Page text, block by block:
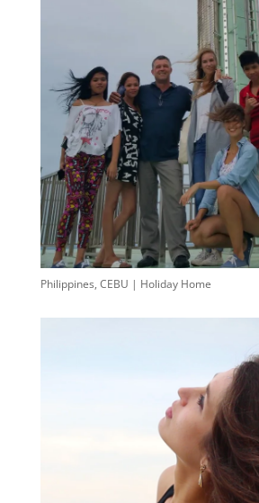
Philippines, CEBU | Holiday Home